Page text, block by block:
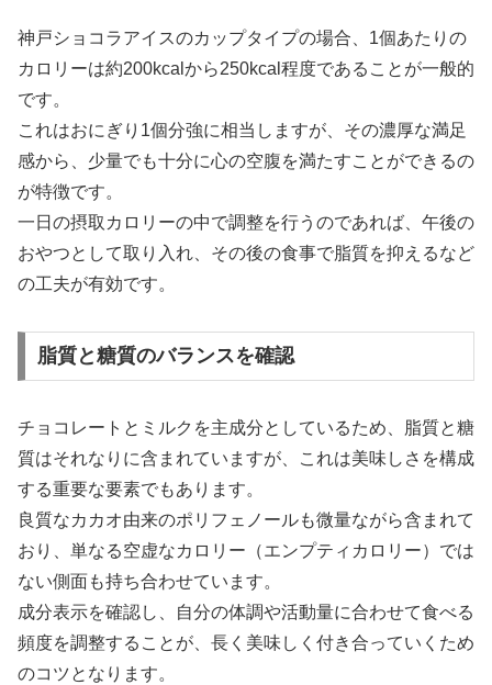
神戸ショコラアイスのカップタイプの場合、1個あたりの
カロリーは約200kcalから250kcal程度であることが一般的
です。
これはおにぎり1個分強に相当しますが、その濃厚な満足
感から、少量でも十分に心の空腹を満たすことができるの
が特徴です。
一日の摂取カロリーの中で調整を行うのであれば、午後の
おやつとして取り入れ、その後の食事で脂質を抑えるなど
の工夫が有効です。
脂質と糖質のバランスを確認
チョコレートとミルクを主成分としているため、脂質と糖
質はそれなりに含まれていますが、これは美味しさを構成
する重要な要素でもあります。
良質なカカオ由来のポリフェノールも微量ながら含まれて
おり、単なる空虚なカロリー（エンプティカロリー）では
ない側面も持ち合わせています。
成分表示を確認し、自分の体調や活動量に合わせて食べる
頻度を調整することが、長く美味しく付き合っていくため
のコツとなります。